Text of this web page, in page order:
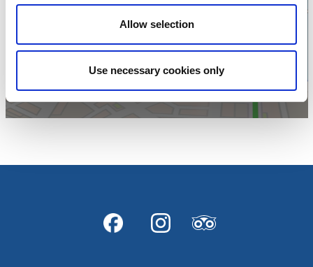
Allow selection
Use necessary cookies only
Klicka för karta och
öppettider